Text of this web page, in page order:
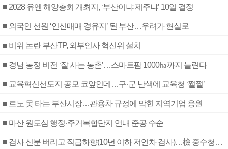
■ 2028 유엔 해양총회 개최지, ‘부산이냐 제주냐’ 10일 결정
■ 외국인 선원 ‘인신매매 경유지’ 된 부산…우려가 현실로
■ 비위 논란 부산TP, 외부인사 혁신위 설치
■ 경남 농정 비전 ‘잘 사는 농촌’…스마트팜 1000㏊까지 늘린다
■ 교육혁신선도지 공모 코앞인데…구·군 난색에 교육청 ‘쩔쩔’
■ 르노 못 타는 부산시장…관용차 규정에 막힌 지역기업 응원
■ 마산 원도심 행정·주거복합단지 연내 준공 수순
■ 검사 신분 버리고 직급하향(10년 이하 저연차 검사)…檢 중수청행 기피